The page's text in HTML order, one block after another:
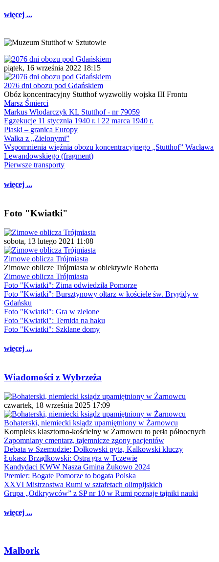
więcej ...
piątek, 16 września 2022 18:15
2076 dni obozu pod Gdańskiem
Obóz koncentracyjny Stutthof wyzwoliły wojska III Frontu
Marsz Śmierci
Markus Włodarczyk KL Stutthof - nr 79059
Egzekucje 11 stycznia 1940 r. i 22 marca 1940 r.
Piaski – granica Europy
Walka z „Zielonymi”
Wspomnienia więźnia obozu koncentracyjnego „Stutthof” Wacława
Lewandowskiego (fragment)
Pierwsze transporty
więcej ...
Foto "Kwiatki"
sobota, 13 lutego 2021 11:08
Zimowe oblicza Trójmiasta
Zimowe oblicze Trójmiasta w obiektywie Roberta
Zimowe oblicza Trójmiasta
Foto "Kwiatki": Zima odwiedziła Pomorze
Foto "Kwiatki": Bursztynowy ołtarz w kościele św. Brygidy w
Gdańsku
Foto "Kwiatki": Gra w zielone
Foto "Kwiatki": Temida na haku
Foto "Kwiatki": Szklane domy
więcej ...
Wiadomości z Wybrzeża
czwartek, 18 września 2025 17:09
Bohaterski, niemiecki ksiądz upamiętniony w Żarnowcu
Kompleks klasztorno-kościelny w Żarnowcu to perła północnych
Zapomniany cmentarz, tajemnicze zgony pacjentów
Debata w Szemudzie: Dołkowski pyta, Kalkowski kluczy
Łukasz Brządkowski: Ostra gra w Tczewie
Kandydaci KWW Nasza Gmina Żukowo 2024
Premier: Bogate Pomorze to bogata Polska
XXVI Mistrzostwa Rumi w sztafetach olimpijskich
Grupa „Odkrywców” z SP nr 10 w Rumi poznaje tajniki nauki
więcej ...
Malbork